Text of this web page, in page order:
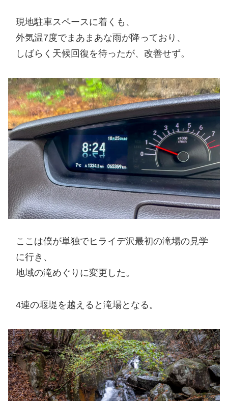
現地駐車スペースに着くも、
外気温7度でまあまあな雨が降っており、
しばらく天候回復を待ったが、改善せず。
ここは僕が単独でヒライデ沢最初の滝場の見学
に行き、
地域の滝めぐりに変更した。
4連の堰堤を越えると滝場となる。